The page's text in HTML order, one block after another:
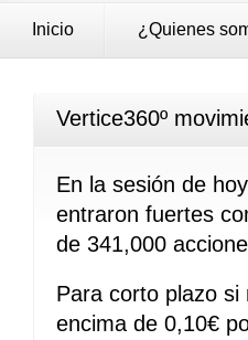
Inicio ¿Quienes
Vertice360º
En la sesión de
entraron fuertes
de 341,000
Para corto plazo
encima de 0,10€